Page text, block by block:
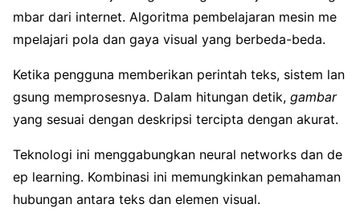
mbar dari internet. Algoritma pembelajaran mesin me
mpelajari pola dan gaya visual yang berbeda-beda.
Ketika pengguna memberikan perintah teks, sistem lan
gsung memprosesnya. Dalam hitungan detik, gambar
yang sesuai dengan deskripsi tercipta dengan akurat.
Teknologi ini menggabungkan neural networks dan de
ep learning. Kombinasi ini memungkinkan pemahaman
hubungan antara teks dan elemen visual.